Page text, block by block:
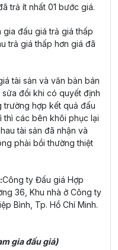
trả ít nhất 01 bước giá.
gia đấu giá trả giá thấp
trả giá thấp hơn giá đã
tài sản và văn bản bán
đổi khi có quyết định
trường hợp kết quả đấu
thì các bên khôi phục lại
tài sản đã nhận và
phải bồi thường thiệt
Công ty Đấu giá Hợp
36, Khu nhà ở Công ty
Bình, Tp. Hồ Chí Minh.
gia đấu giá)